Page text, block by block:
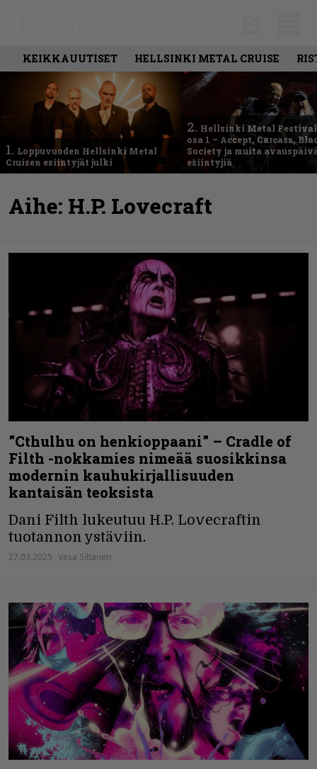
KEIKKAUUTISET HELLSINKI METAL CRUISE
1. Loppuvuoden Hellsinki Metal
Cruisen esiintyjät julki
2. Hellsinki Metal
osa 1 – Accept, Carcass,
Society ja muita
esiintyjiä
Aihe: H.P. Lovecraft
”Cthulhu on henkioppaani” – Cradle of
Filth -nokkamies nimeää suosikkinsa
modernin kauhukirjallisuuden
kantaisän teoksista
Dani Filth lukeutuu H.P. Lovecraftin
tuotannon ystäviin.
27.03.2025 Vesa Siltanen